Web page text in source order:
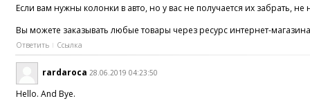
Если вам нужны колонки в авто, но у вас не получается их забрать,
Вы можете заказывать любые товары через ресурс интернет-
Ответить Ссылка
rardaroca 28.06.2019 04:23:50
Hello. And Bye.